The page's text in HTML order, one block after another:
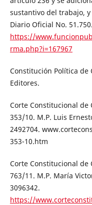
sustantivo del trabajo,
Diario Oficial No. 51.750.
https://
rma.php?i=167967
Constitución Política de
Editores.
Corte Constitucional de
353/10. M.P. Luis
2492704.
353-10.htm
Corte Constitucional de
763/11. M.P. María
3096342.
https://